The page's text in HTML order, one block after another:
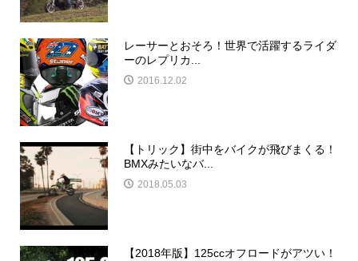
レーサーとおそろ！世界で活躍するライダ
ーのレプリカ...
2016.12.02
【トリック】街中をバイクが飛びまくる！
BMXみたいなバ...
2018.05.03
【2018年版】125ccオフロードがアツい！